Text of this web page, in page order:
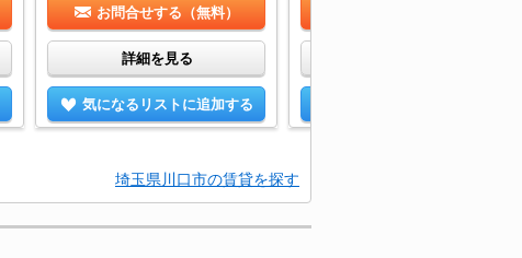
お問合せする（無料）
詳細を見る
気になるリストに追加する
埼玉県川口市の賃貸を探す